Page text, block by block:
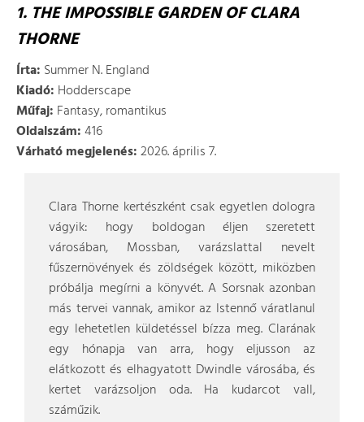
1. THE IMPOSSIBLE GARDEN OF CLARA
THORNE
Írta: Summer N. England
Kiadó: Hodderscape
Műfaj: Fantasy, romantikus
Oldalszám:416
Várható megjelenés:2026. április 7.
Clara Thorne kertészként csak egyetlen dologra
vágyik: hogy boldogan éljen szeretett
városában, Mossban, varázslattal nevelt
fűszernövények és zöldségek között, miközben
próbálja megírni a könyvét. A Sorsnak azonban
más tervei vannak, amikor az Istennő váratlanul
egy lehetetlen küldetéssel bízza meg. Clarának
egy hónapja van arra, hogy eljusson az
elátkozott és elhagyatott Dwindle városába, és
kertet varázsoljon oda. Ha kudarcot vall,
száműzik.